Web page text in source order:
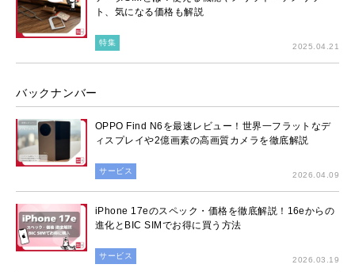
ト、気になる価格も解説
特集 2025.04.21
バックナンバー
OPPO Find N6を最速レビュー！世界一フラットなデ
ィスプレイや2億画素の高画質カメラを徹底解説
サービス 2026.04.09
iPhone 17eのスペック・価格を徹底解説！16eからの
進化とBIC SIMでお得に買う方法
サービス 2026.03.19